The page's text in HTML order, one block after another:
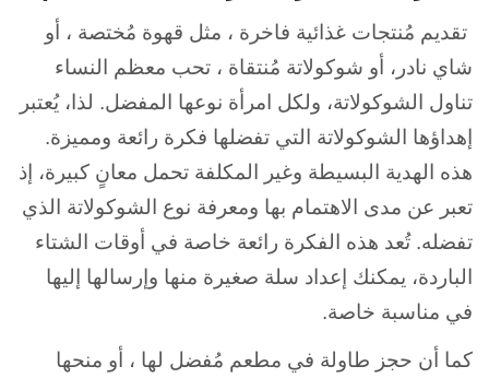
تقديم مُنتجات غذائية فاخرة ، مثل قهوة مُختصة ، أو
شاي نادر، أو شوكولاتة مُنتقاة ، تحب معظم النساء
تناول الشوكولاتة، ولكل امرأة نوعها المفضل. لذا، يُعتبر
إهداؤها الشوكولاتة التي تفضلها فكرة رائعة ومميزة.
هذه الهدية البسيطة وغير المكلفة تحمل معانٍ كبيرة، إذ
تعبر عن مدى الاهتمام بها ومعرفة نوع الشوكولاتة الذي
تفضله. تُعد هذه الفكرة رائعة خاصة في أوقات الشتاء
الباردة، يمكنك إعداد سلة صغيرة منها وإرسالها إليها
في مناسبة خاصة.
كما أن حجز طاولة في مطعم مُفضل لها ، أو منحها